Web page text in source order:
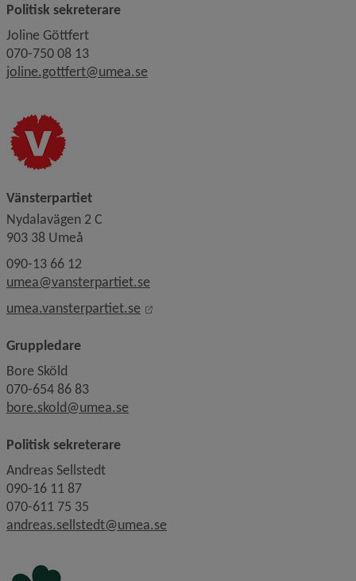
Politisk sekreterare
Joline Göttfert
070-750 08 13
joline.gottfert@umea.se
Vänsterpartiet
Nydalavägen 2 C
903 38 Umeå
090-13 66 12
umea@vansterpartiet.se
umea.vansterpartiet.se
Länk till annan webbplats, öppnas
Gruppledare
Bore Sköld
070-654 86 83
bore.skold@umea.se
Politisk sekreterare
Andreas Sellstedt
090-16 11 87
070-611 75 35
andreas.sellstedt@umea.se